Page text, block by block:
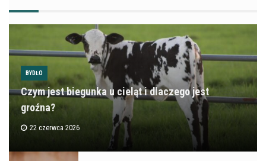
BYDŁO
Czym jest biegunka u cieląt i dlaczego jest
groźna?
22 czerwca 2026